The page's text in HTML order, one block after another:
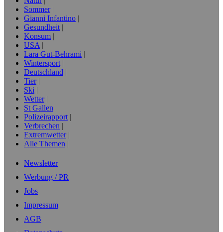
Sommer
Gianni Infantino
Gesundheit
Konsum
USA
Lara Gut-Behrami
Wintersport
Deutschland
Tier
Ski
Wetter
St Gallen
Polizeirapport
Verbrechen
Extremwetter
Alle Themen
Newsletter
Werbung / PR
Jobs
Impressum
AGB